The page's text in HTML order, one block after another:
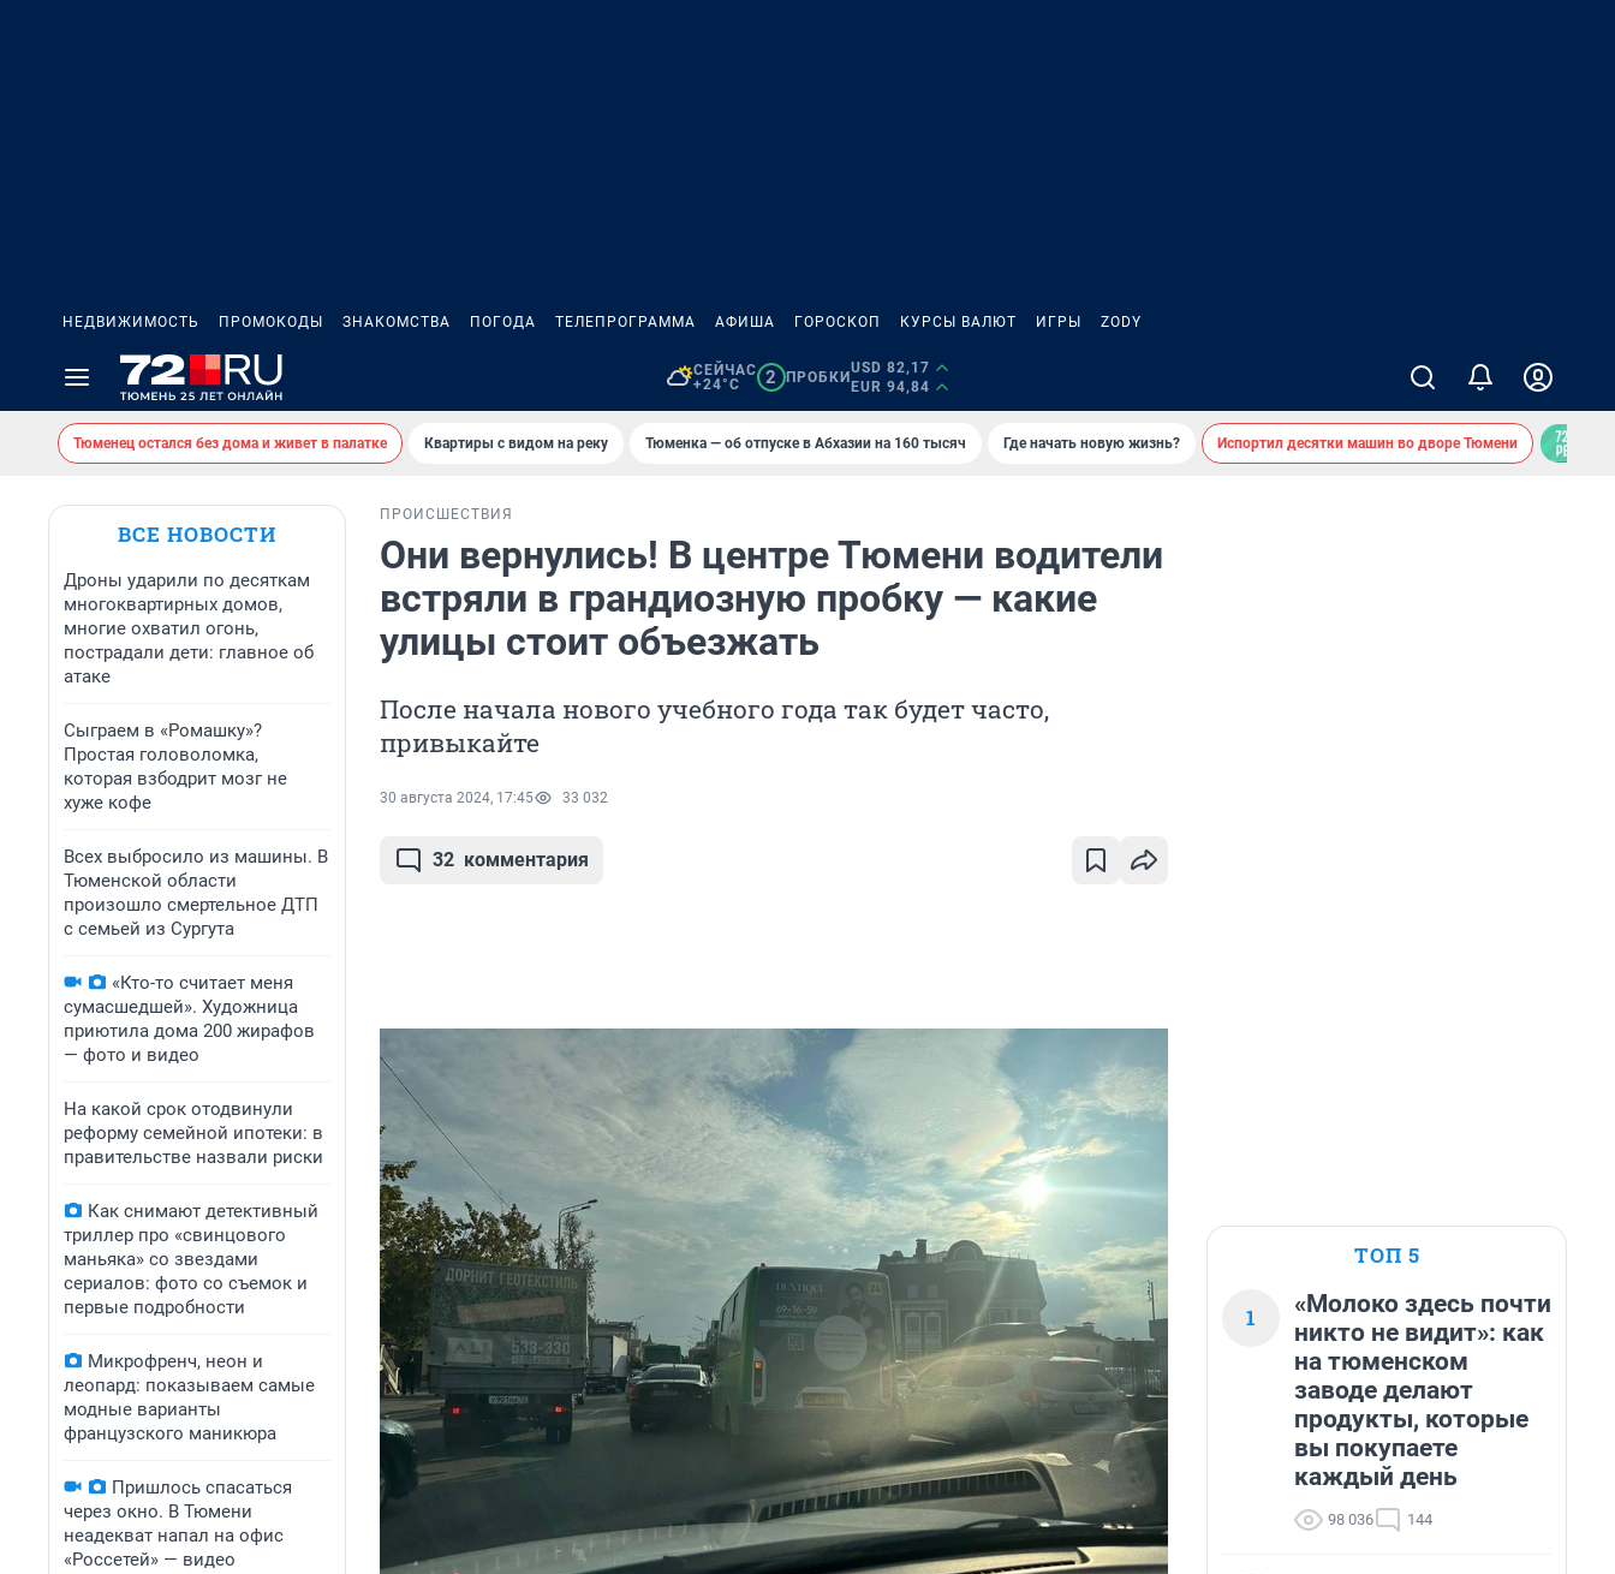
НЕДВИЖИМОСТЬ ПРОМОКОДЫ ЗНАКОМСТВА ПОГОДА ТЕЛЕПРОГРАММА АФИША ГОРОСКОП КУРСЫ ВАЛЮТ ИГРЫ ZODY
СЕЙЧАС
+24°C
2 ПРОБКИ
USD 82,17
EUR 94,84
Тюменец остался без дома и живет в палатке Квартиры с видом на реку Тюменка — об отпуске в Абхазии на 160 тысяч Где начать новую жизнь? Испортил десятки машин во дворе Тюмени
ВСЕ НОВОСТИ
Дроны ударили по десяткам
многоквартирных домов,
многие охватил огонь,
пострадали дети: главное об
атаке
Сыграем в «Ромашку»?
Простая головоломка,
которая взбодрит мозг не
хуже кофе
Всех выбросило из машины. В
Тюменской области
произошло смертельное ДТП
с семьей из Сургута
«Кто-то считает меня
сумасшедшей». Художница
приютила дома 200 жирафов
— фото и видео
На какой срок отодвинули
реформу семейной ипотеки: в
правительстве назвали риски
Как снимают детективный
триллер про «свинцового
маньяка» со звездами
сериалов: фото со съемок и
первые подробности
Микрофренч, неон и
леопард: показываем самые
модные варианты
французского маникюра
Пришлось спасаться
через окно. В Тюмени
неадекват напал на офис
«Россетей» — видео
ПРОИСШЕСТВИЯ
Они вернулись! В центре Тюмени водители
встряли в грандиозную пробку — какие
улицы стоит объезжать
После начала нового учебного года так будет часто,
привыкайте
30 августа 2024, 17:45 33 032
32 комментария
ТОП 5
1
«Молоко здесь почти
никто не видит»: как
на тюменском
заводе делают
продукты, которые
вы покупаете
каждый день
98 036 144